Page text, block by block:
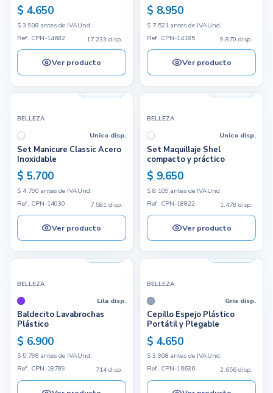
$ 4.650
$ 3.908 antes de IVAUnd.
Ref. CPN-14682
17.233 disp.
Ver producto
$ 8.950
$ 7.521 antes de IVAUnd.
Ref. CPN-14185
9.870 disp.
Ver producto
BELLEZA
Unico disp.
Set Manicure Classic Acero
Inoxidable
$ 5.700
$ 4.790 antes de IVAUnd.
Ref. CPN-14030
7.581 disp.
Ver producto
BELLEZA
Unico disp.
Set Maquillaje Shel
compacto y práctico
$ 9.650
$ 8.109 antes de IVAUnd.
Ref. CPN-18822
1.478 disp.
Ver producto
714 disp.
BELLEZA
Lila disp.
Baldecito Lavabrochas
Plástico
$ 6.900
$ 5.798 antes de IVAUnd.
Ref. CPN-18789
714 disp.
2.656 disp.
BELLEZA
Gris disp.
Cepillo Espejo Plástico
Portátil y Plegable
$ 4.650
$ 3.908 antes de IVAUnd.
Ref. CPN-16636
2.656 disp.